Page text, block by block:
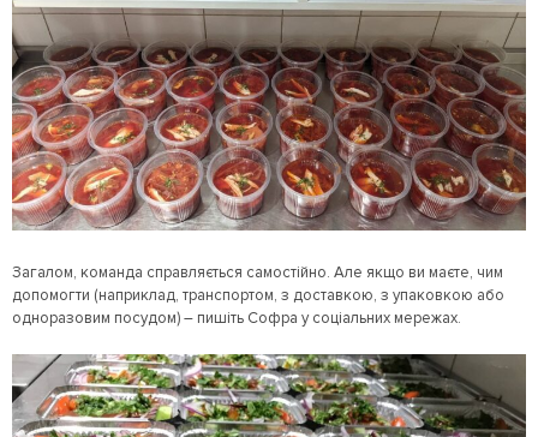
Загалом, команда справляється самостійно. Але якщо ви маєте, чим
допомогти (наприклад, транспортом, з доставкою, з упаковкою або
одноразовим посудом) – пишіть Софра у соціальних мережах.